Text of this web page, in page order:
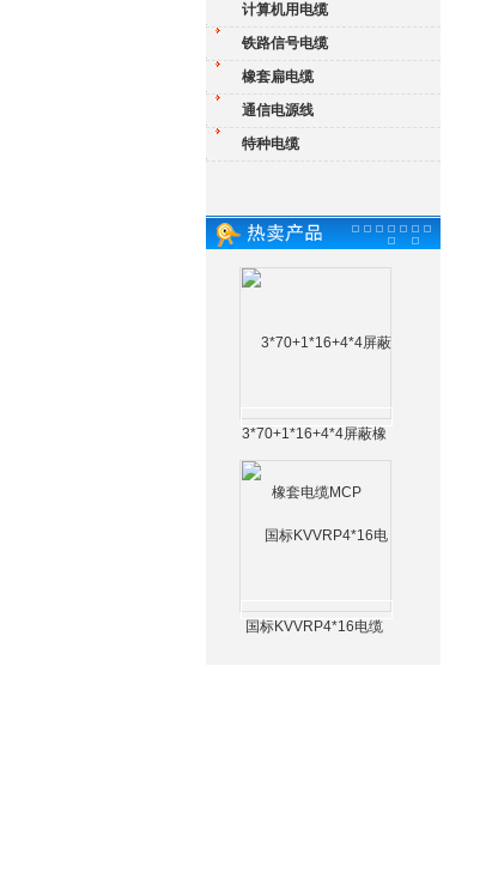
计算机用电缆
铁路信号电缆
橡套扁电缆
通信电源线
特种电缆
3*70+1*16+4*4屏蔽橡
国标KVVRP4*16电缆